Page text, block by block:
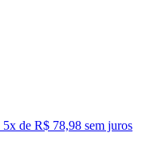
5x de R$ 78,98 sem juros